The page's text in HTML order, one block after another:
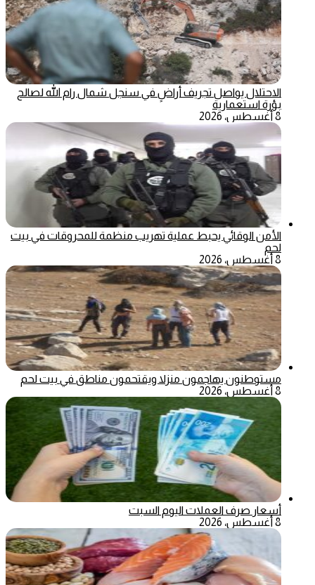
الاحتلال يواصل تجريف أراضٍ في سنجل شمال رام الله لصالح
بؤرة استعمارية
8 أغسطس، 2026
الأمن الوقائي يحبط عملية تهريب منظمة للمحروقات في بيت
لحم
8 أغسطس، 2026
مستوطنون يهاجمون منزلا ويقتحمون مناطق في بيت لحم
8 أغسطس، 2026
أسعار صرف العملات اليوم السبت
8 أغسطس، 2026